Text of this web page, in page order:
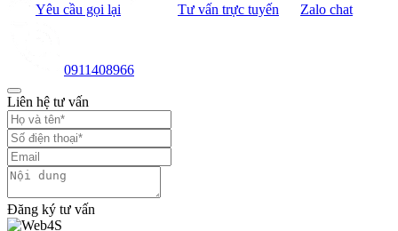
Yêu cầu gọi lại Tư vấn trực tuyến Zalo chat
0911408966
Liên hệ tư vấn
Đăng ký tư vấn